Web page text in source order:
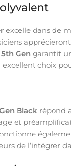
excelle dans de
5th Gen garantit
choix
Black répond
et
de l’intégrer